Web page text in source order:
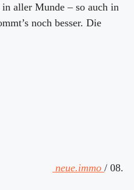
aller Munde – so auch in
noch besser. Die
neue.immo / 08.